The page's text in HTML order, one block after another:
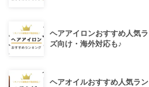
ヘアアイロンおすすめ人気
ズ向け・海外対応も♪
ヘアオイルおすすめ人気ラ